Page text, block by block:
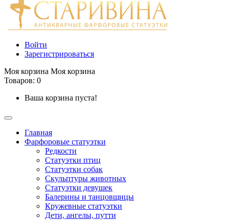
Войти
Зарегистрироваться
Моя корзина Моя корзина
Товаров: 0
Ваша корзина пуста!
Главная
Фарфоровые статуэтки
Редкости
Cтатуэтки птиц
Cтатуэтки собак
Скульптуры животных
Статуэтки девушек
Балерины и танцовщицы
Кружевные статуэтки
Дети, ангелы, путти